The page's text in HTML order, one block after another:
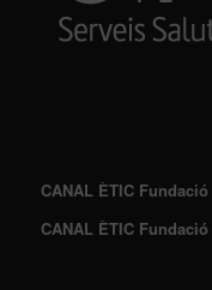
CANAL ÈTIC
CANAL ÈTIC